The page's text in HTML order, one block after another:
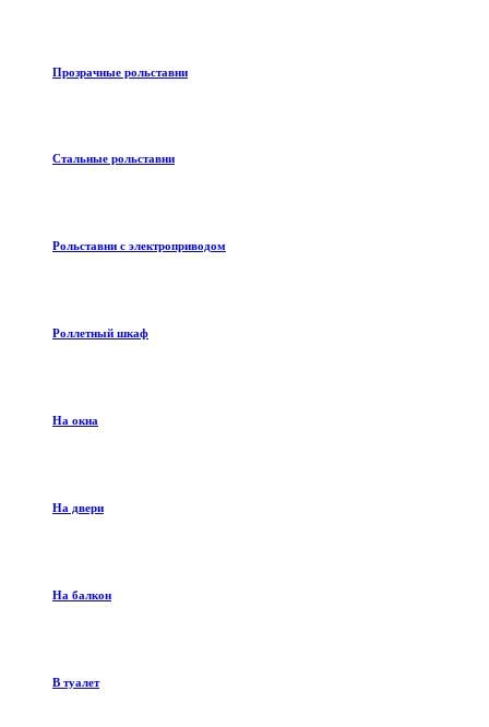
Прозрачные рольставни
Стальные рольставни
Рольставни с электроприводом
Роллетный шкаф
На окна
На двери
На балкон
В туалет